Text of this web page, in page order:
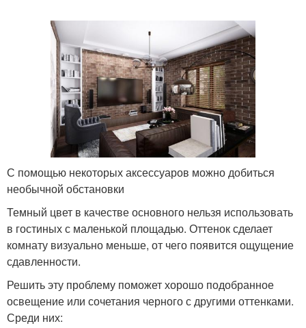
С помощью некоторых аксессуаров можно добиться
необычной обстановки
Темный цвет в качестве основного нельзя использовать
в гостиных с маленькой площадью. Оттенок сделает
комнату визуально меньше, от чего появится ощущение
сдавленности.
Решить эту проблему поможет хорошо подобранное
освещение или сочетания черного с другими оттенками.
Среди них: